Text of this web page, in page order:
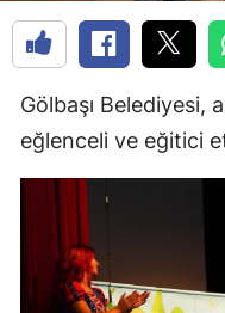
Gölbaşı Belediyesi,
eğlenceli ve eğitici